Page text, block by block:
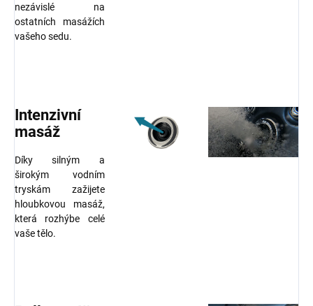
nezávislé na
ostatních masážích
vašeho sedu.
Intenzivní
masáž
Díky silným a
širokým vodním
tryskám zažijete
hloubkovou masáž,
která rozhýbe celé
vaše tělo.